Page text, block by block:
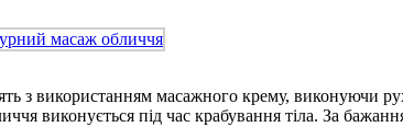
з використанням масажного крему, виконуючи
виконується під час крабування тіла. За